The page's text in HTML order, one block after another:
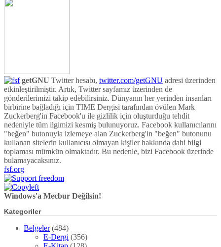
getGNU Twitter hesabı, twitter.com/getGNU adresi üzerinden
etkinleştirilmiştir. Artık, Twitter sayfamız üzerinden de
gönderilerimizi takip edebilirsiniz. Dünyanın her yerinden insanları
birbirine bağladığı için TIME Dergisi tarafından övülen Mark
Zuckerberg'in Facebook'u ile gizlilik için oluşturduğu tehdit
nedeniyle tüm ilgimizi kesmiş bulunuyoruz. Facebook kullanıcılarını
"beğen" butonuyla izlemeye alan Zuckerberg'in "beğen" butonunu
kullanan sitelerin kullanıcısı olmayan kişiler hakkında dahi bilgi
toplaması mümkün olmaktadır. Bu nedenle, bizi Facebook üzerinde
bulamayacaksınız.
fsf.org
Windows'a Mecbur Değilsin!
Kategoriler
Belgeler(484)
E-Dergi (356)